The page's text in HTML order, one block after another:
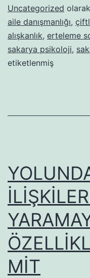
Uncategorized olarak
aile danışmanlığı,
alışkanlık, erteleme
sakarya psikoloji,
etiketlenmiş
MİT